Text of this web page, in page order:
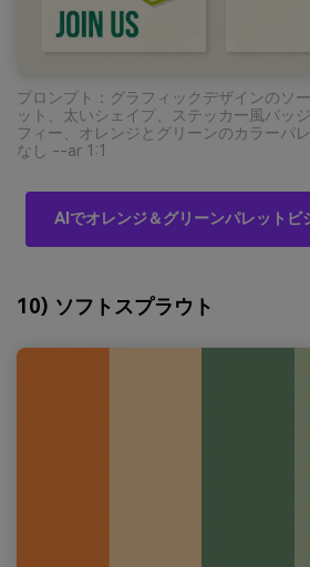
プロンプト：グラフィックデザインのソ
ット、太いシェイプ、ステッカー風バッ
フィー、オレンジとグリーンのカラーパ
なし --ar 1:1
AIでオレンジ＆グリーンパレットビ
10) ソフトスプラウト